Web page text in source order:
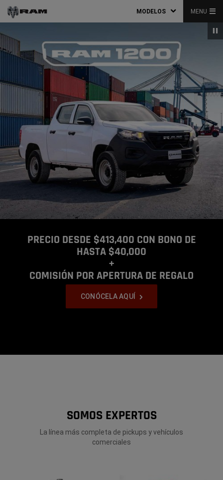
MODELOS MENU
PRECIO DESDE $413,400 CON BONO DE
HASTA $40,000
+
COMISIÓN POR APERTURA DE REGALO
CONÓCELA AQUÍ
SOMOS EXPERTOS
La línea más completa de pickups y vehículos
comerciales